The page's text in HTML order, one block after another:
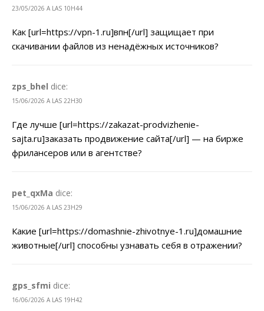
23/05/2026 A LAS 10H44
Как [url=https://vpn-1.ru]впн[/url] защищает при
скачивании файлов из ненадёжных источников?
zps_bhel dice:
15/06/2026 A LAS 22H30
Где лучше [url=https://zakazat-prodvizhenie-
sajta.ru]заказать продвижение сайта[/url] — на бирже
фрилансеров или в агентстве?
pet_qxMa dice:
15/06/2026 A LAS 23H29
Какие [url=https://domashnie-zhivotnye-1.ru]домашние
животные[/url] способны узнавать себя в отражении?
gps_sfmi dice:
16/06/2026 A LAS 19H42